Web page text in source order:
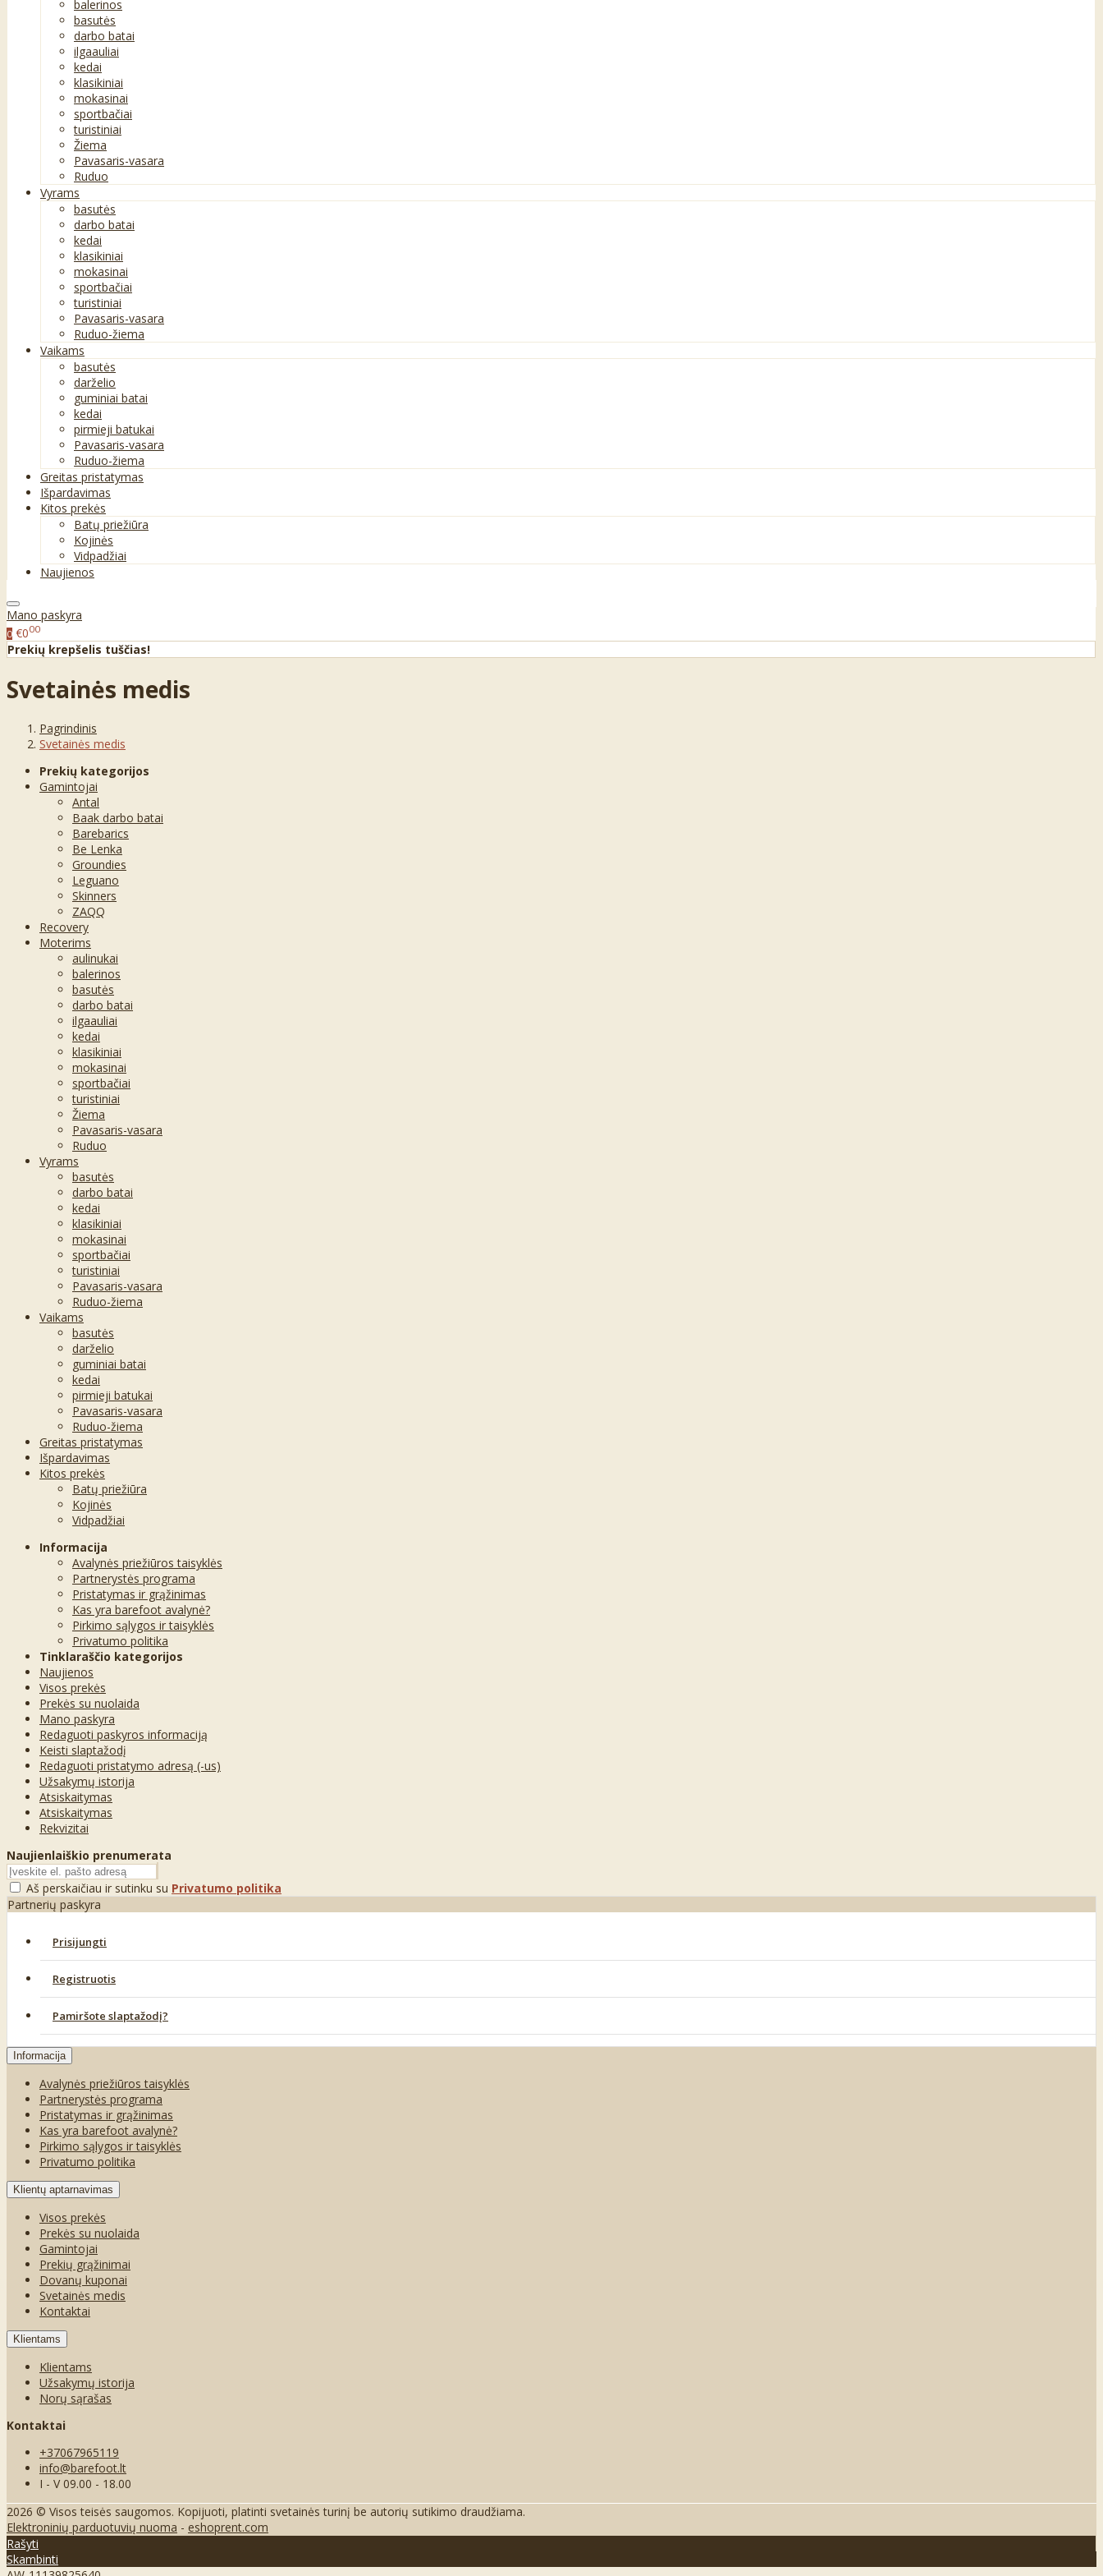
balerinos
basutės
darbo batai
ilgaauliai
kedai
klasikiniai
mokasinai
sportbačiai
turistiniai
Žiema
Pavasaris-vasara
Ruduo
Vyrams
basutės
darbo batai
kedai
klasikiniai
mokasinai
sportbačiai
turistiniai
Pavasaris-vasara
Ruduo-žiema
Vaikams
basutės
darželio
guminiai batai
kedai
pirmieji batukai
Pavasaris-vasara
Ruduo-žiema
Greitas pristatymas
Išpardavimas
Kitos prekės
Batų priežiūra
Kojinės
Vidpadžiai
Naujienos
Mano paskyra
0 €000
Prekių krepšelis tuščias!
Svetainės medis
Pagrindinis
Svetainės medis
Prekių kategorijos
Gamintojai
Antal
Baak darbo batai
Barebarics
Be Lenka
Groundies
Leguano
Skinners
ZAQQ
Recovery
Moterims
aulinukai
balerinos
basutės
darbo batai
ilgaauliai
kedai
klasikiniai
mokasinai
sportbačiai
turistiniai
Žiema
Pavasaris-vasara
Ruduo
Vyrams
basutės
darbo batai
kedai
klasikiniai
mokasinai
sportbačiai
turistiniai
Pavasaris-vasara
Ruduo-žiema
Vaikams
basutės
darželio
guminiai batai
kedai
pirmieji batukai
Pavasaris-vasara
Ruduo-žiema
Greitas pristatymas
Išpardavimas
Kitos prekės
Batų priežiūra
Kojinės
Vidpadžiai
Informacija
Avalynės priežiūros taisyklės
Partnerystės programa
Pristatymas ir grąžinimas
Kas yra barefoot avalynė?
Pirkimo sąlygos ir taisyklės
Privatumo politika
Tinklaraščio kategorijos
Naujienos
Visos prekės
Prekės su nuolaida
Mano paskyra
Redaguoti paskyros informaciją
Keisti slaptažodį
Redaguoti pristatymo adresą (-us)
Užsakymų istorija
Atsiskaitymas
Atsiskaitymas
Rekvizitai
Naujienlaiškio prenumerata
Aš perskaičiau ir sutinku su Privatumo politika
Partnerių paskyra
Prisijungti
Registruotis
Pamiršote slaptažodį?
Informacija
Avalynės priežiūros taisyklės
Partnerystės programa
Pristatymas ir grąžinimas
Kas yra barefoot avalynė?
Pirkimo sąlygos ir taisyklės
Privatumo politika
Klientų aptarnavimas
Visos prekės
Prekės su nuolaida
Gamintojai
Prekių grąžinimai
Dovanų kuponai
Svetainės medis
Kontaktai
Klientams
Klientams
Užsakymų istorija
Norų sąrašas
Kontaktai
+37067965119
info@barefoot.lt
I - V 09.00 - 18.00
2026 © Visos teisės saugomos. Kopijuoti, platinti svetainės turinį be autorių sutikimo draudžiama.
Elektroninių parduotuvių nuoma - eshoprent.com
Rašyti
Skambinti